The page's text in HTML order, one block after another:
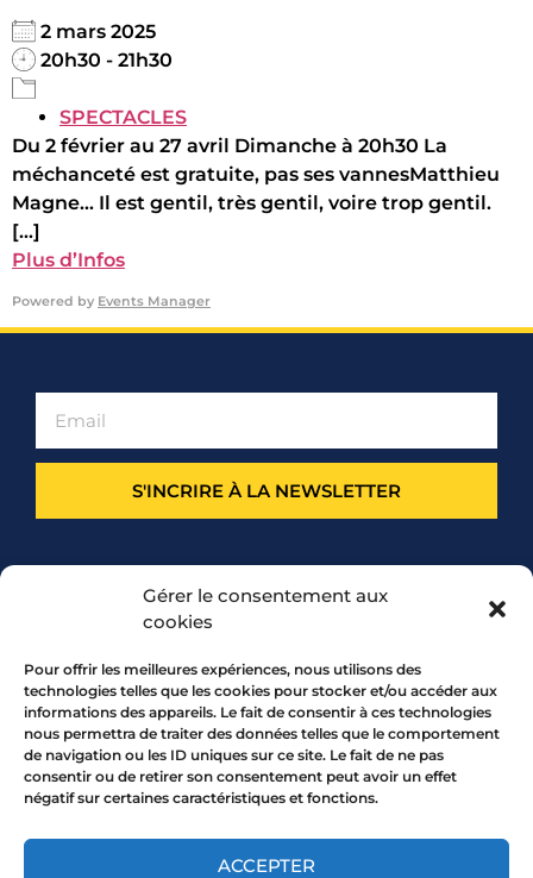
Gérer le consentement aux
cookies
Pour offrir les meilleures expériences, nous utilisons des
technologies telles que les cookies pour stocker et/ou accéder aux
informations des appareils. Le fait de consentir à ces technologies
nous permettra de traiter des données telles que le comportement
de navigation ou les ID uniques sur ce site. Le fait de ne pas
consentir ou de retirer son consentement peut avoir un effet
négatif sur certaines caractéristiques et fonctions.
ACCEPTER
2 mars 2025
20h30 - 21h30
SPECTACLES
Du 2 février au 27 avril Dimanche à 20h30 La
méchanceté est gratuite, pas ses vannesMatthieu
Magne... Il est gentil, très gentil, voire trop gentil.
[...]
Plus d’Infos
Powered by Events Manager
S'INCRIRE À LA NEWSLETTER